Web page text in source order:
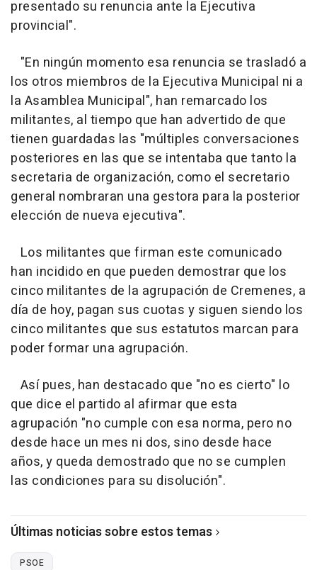
presentado su renuncia ante la Ejecutiva
provincial".
"En ningún momento esa renuncia se trasladó a
los otros miembros de la Ejecutiva Municipal ni a
la Asamblea Municipal", han remarcado los
militantes, al tiempo que han advertido de que
tienen guardadas las "múltiples conversaciones
posteriores en las que se intentaba que tanto la
secretaria de organización, como el secretario
general nombraran una gestora para la posterior
elección de nueva ejecutiva".
Los militantes que firman este comunicado
han incidido en que pueden demostrar que los
cinco militantes de la agrupación de Cremenes, a
día de hoy, pagan sus cuotas y siguen siendo los
cinco militantes que sus estatutos marcan para
poder formar una agrupación.
Así pues, han destacado que "no es cierto" lo
que dice el partido al afirmar que esta
agrupación "no cumple con esa norma, pero no
desde hace un mes ni dos, sino desde hace
años, y queda demostrado que no se cumplen
las condiciones para su disolución".
Últimas noticias sobre estos temas
PSOE